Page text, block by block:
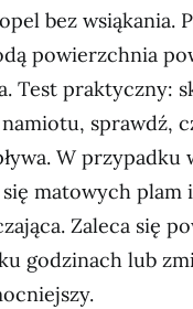
bez wsiąkania.
powierzchnia
Test praktyczny:
sprawdź,
W przypadku
matowych plam
Zaleca się
godzinach lub